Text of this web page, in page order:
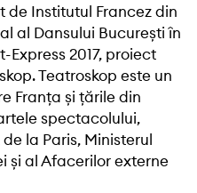
de Institutul Francez din
al Dansului București în
2017, proiect
Teatroskop este un
Franța și țările din
spectacolului,
la Paris, Ministerul
și al Afacerilor externe